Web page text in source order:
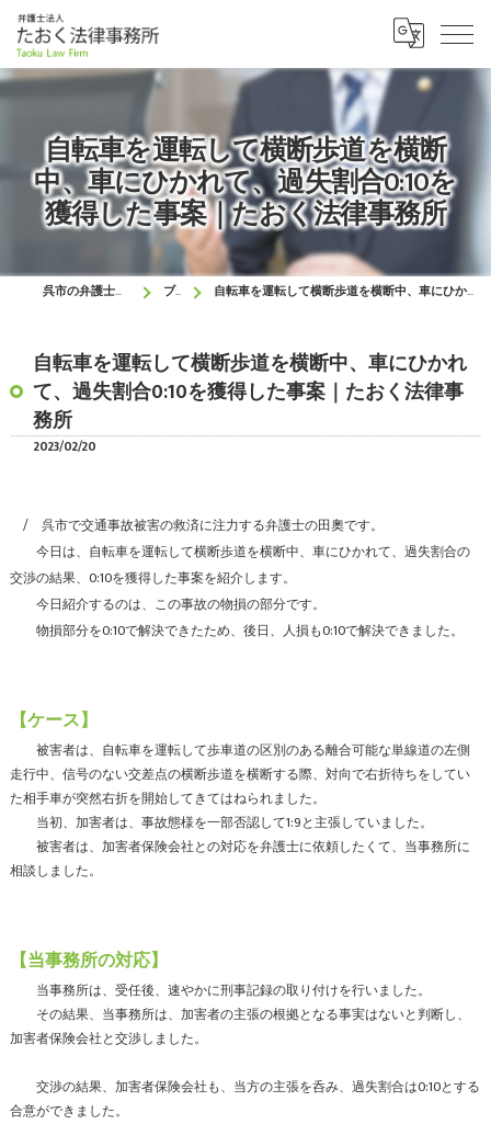
自転車を運転して横断歩道を横断
中、車にひかれて、過失割合0:10を
獲得した事案｜たおく法律事務所
呉市の弁護士はたおく法律事務所 ブログ 自転車を運転して横断歩道を横断中、車にひかれて、過失割合0:10を獲得した事案｜たおく法律事務所
自転車を運転して横断歩道を横断中、車にひかれ
て、過失割合0:10を獲得した事案｜たおく法律事
務所
2023/02/20
呉市で交通事故被害の救済に注力する弁護士の田奧です。
今日は、自転車を運転して横断歩道を横断中、車にひかれて、過失割合の
交渉の結果、0:10を獲得した事案を紹介します。
今日紹介するのは、この事故の物損の部分です。
物損部分を0:10で解決できたため、後日、人損も0:10で解決できました。
【ケース】
被害者は、自転車を運転して歩車道の区別のある離合可能な単線道の左側
走行中、信号のない交差点の横断歩道を横断する際、対向で右折待ちをしてい
た相手車が突然右折を開始してきてはねられました。
当初、加害者は、事故態様を一部否認して1:9と主張していました。
被害者は、加害者保険会社との対応を弁護士に依頼したくて、当事務所に
相談しました。
【当事務所の対応】
当事務所は、受任後、速やかに刑事記録の取り付けを行いました。
その結果、当事務所は、加害者の主張の根拠となる事実はないと判断し、
加害者保険会社と交渉しました。
交渉の結果、加害者保険会社も、当方の主張を呑み、過失割合は0:10とする
合意ができました。